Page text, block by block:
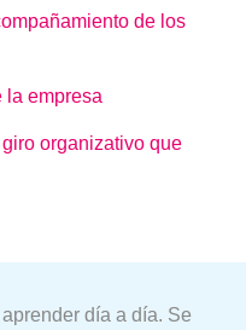
de los
la empresa
organizativo que
día a día. Se